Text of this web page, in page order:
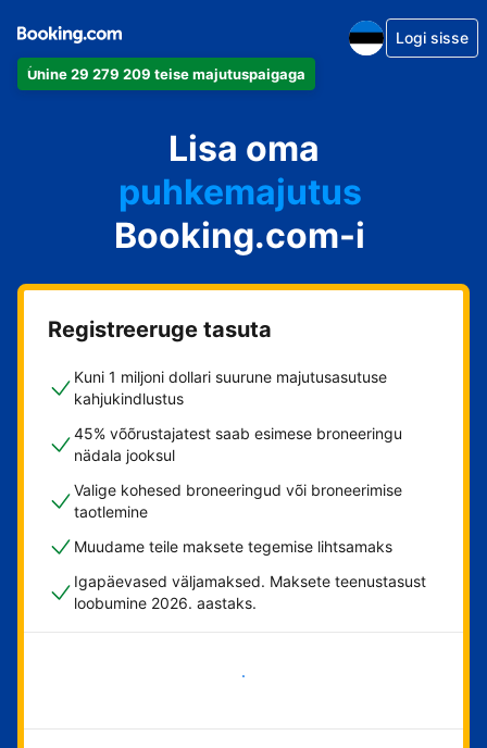
Ühine 29 279 209 teise majutuspaigaga
Logi sisse
Lisa oma
apartement
hotell
puhkemajutus
külalistemaja
hostel
Booking.com-i
Registreeruge tasuta
Kuni 1 miljoni dollari suurune majutusasutuse
kahjukindlustus
45% võõrustajatest saab esimese broneeringu
nädala jooksul
Valige kohesed broneeringud või broneerimise
taotlemine
Muudame teile maksete tegemise lihtsamaks
Igapäevased väljamaksed. Maksete teenustasust
loobumine 2026. aastaks.
Alusta kohe